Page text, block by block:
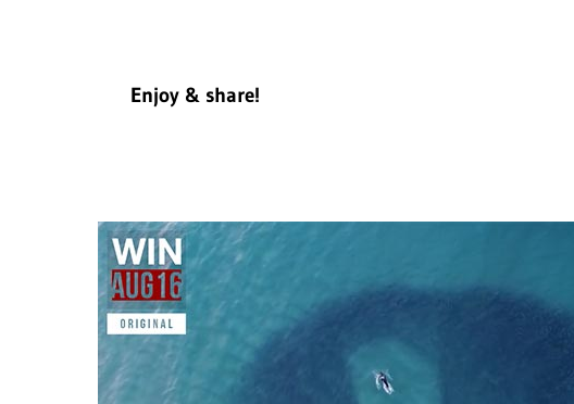
Enjoy & share!